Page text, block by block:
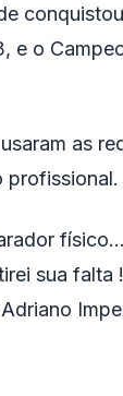
e o
as
profissional.
sua falta